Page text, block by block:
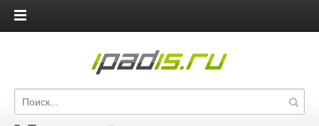
iPadis.ru